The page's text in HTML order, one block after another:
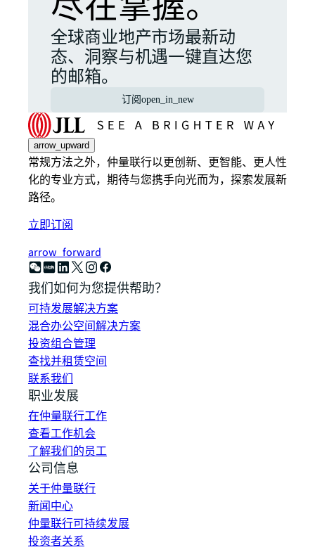
全球商业地产市场最新动
态、洞察与机遇一键直达您
的邮箱。
订阅 open_in_new
arrow_upward
常规方法之外，仲量联行以更创新、更智能、更人性
化的专业方式，期待与您携手向光而为，探索发展新
路径。
立即订阅
arrow_forward
我们如何为您提供帮助？
可持发展解决方案
混合办公空间解决方案
投资组合管理
查找并租赁空间
联系我们
职业发展
在仲量联行工作
查看工作机会
了解我们的员工
公司信息
关于仲量联行
新闻中心
仲量联行可持续发展
投资者关系